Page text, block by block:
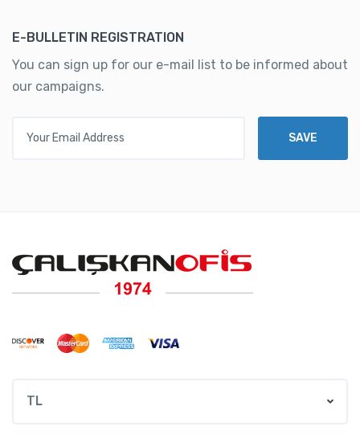
E-BULLETIN REGISTRATION
You can sign up for our e-mail list to be informed about
our campaigns.
SAVE
TL